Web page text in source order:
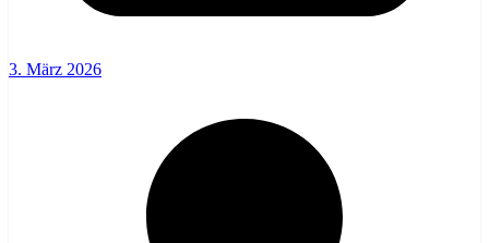
3. März 2026